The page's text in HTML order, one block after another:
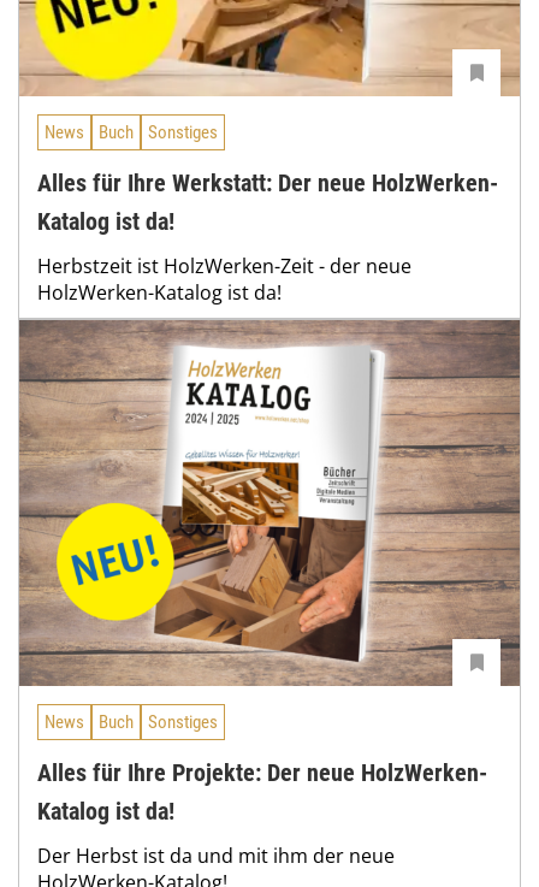
News Buch Sonstiges
Alles für Ihre Werkstatt: Der neue HolzWerken-
Katalog ist da!
Herbstzeit ist HolzWerken-Zeit - der neue
HolzWerken-Katalog ist da!
News Buch Sonstiges
Alles für Ihre Projekte: Der neue HolzWerken-
Katalog ist da!
Der Herbst ist da und mit ihm der neue